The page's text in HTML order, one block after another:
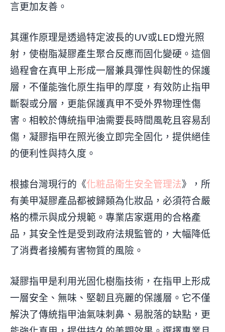
言更加友善。
其運作原理是透過特定波長的UV或LED燈光照
射，使樹脂凝膠產生聚合反應而固化變硬。這個
過程會在真甲上形成一層兼具彈性與韌性的保護
層，不僅能強化原生指甲的厚度，有效防止指甲
斷裂或分層，更能保護真甲不受外界物理性傷
害。相較於傳統指甲油需要長時間風乾且容易刮
傷，凝膠指甲在照光後立即完全固化，提供絕佳
的便利性與持久度。
根據台灣現行的《化粧品衛生安全管理法》，所
有美甲凝膠產品都被歸類為化妝品，必須符合嚴
格的標示與成分規範。專業店家選用的合格產
品，其安全性是受到政府法規監管的，大幅降低
了消費者接觸有害物質的風險。
凝膠指甲是利用光固化樹脂技術，在指甲上形成
一層安全、無味、堅韌且亮麗的保護層。它不僅
解決了傳統指甲油氣味刺鼻、易脫落的缺點，更